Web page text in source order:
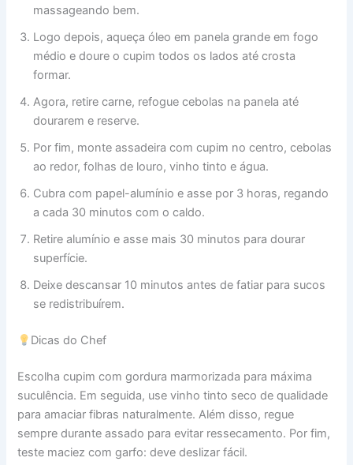
massageando bem.
Logo depois, aqueça óleo em panela grande em fogo
médio e doure o cupim todos os lados até crosta
formar.
Agora, retire carne, refogue cebolas na panela até
dourarem e reserve.
Por fim, monte assadeira com cupim no centro, cebolas
ao redor, folhas de louro, vinho tinto e água.
Cubra com papel-alumínio e asse por 3 horas, regando
a cada 30 minutos com o caldo.
Retire alumínio e asse mais 30 minutos para dourar
superfície.
Deixe descansar 10 minutos antes de fatiar para sucos
se redistribuírem.
Dicas do Chef
Escolha cupim com gordura marmorizada para máxima
suculência. Em seguida, use vinho tinto seco de qualidade
para amaciar fibras naturalmente. Além disso, regue
sempre durante assado para evitar ressecamento. Por fim,
teste maciez com garfo: deve deslizar fácil.